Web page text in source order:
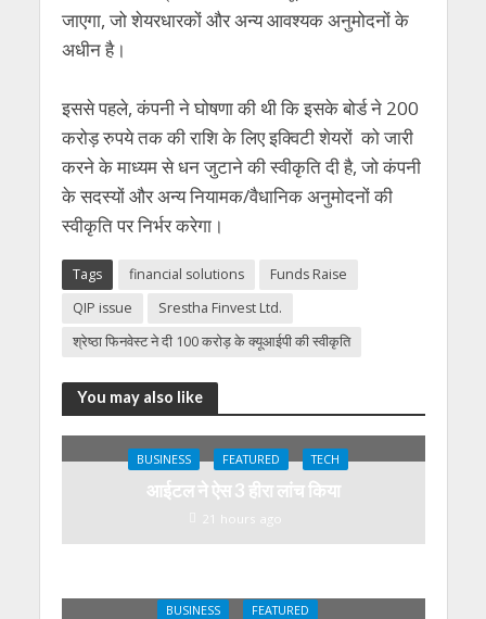
जाएगा, जो शेयरधारकों और अन्य आवश्यक अनुमोदनों के
अधीन है।
इससे पहले, कंपनी ने घोषणा की थी कि इसके बोर्ड ने 200
करोड़ रुपये तक की राशि के लिए इक्विटी शेयरों को जारी
करने के माध्यम से धन जुटाने की स्वीकृति दी है, जो कंपनी
के सदस्यों और अन्य नियामक/वैधानिक अनुमोदनों की
स्वीकृति पर निर्भर करेगा।
Tags financial solutions
Funds Raise
QIP issue
Srestha Finvest Ltd.
श्रेष्ठा फिनवेस्ट ने दी 100 करोड़ के क्यूआईपी की स्वीकृति
You may also like
BUSINESS FEATURED TECH
आईटल ने ऐस 3 हीरा लांच किया
21 hours ago
BUSINESS FEATURED